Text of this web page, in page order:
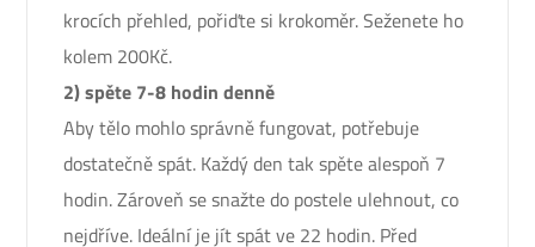
krocích přehled, pořiďte si krokoměr. Seženete ho
kolem 200Kč.
2) spěte 7-8 hodin denně
Aby tělo mohlo správně fungovat, potřebuje
dostatečně spát. Každý den tak spěte alespoň 7
hodin. Zároveň se snažte do postele ulehnout, co
nejdříve. Ideální je jít spát ve 22 hodin. Před